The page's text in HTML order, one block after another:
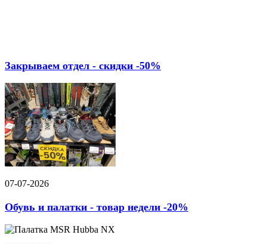
Закрываем отдел - скидки -50%
07-07-2026
Обувь и палатки - товар недели -20%